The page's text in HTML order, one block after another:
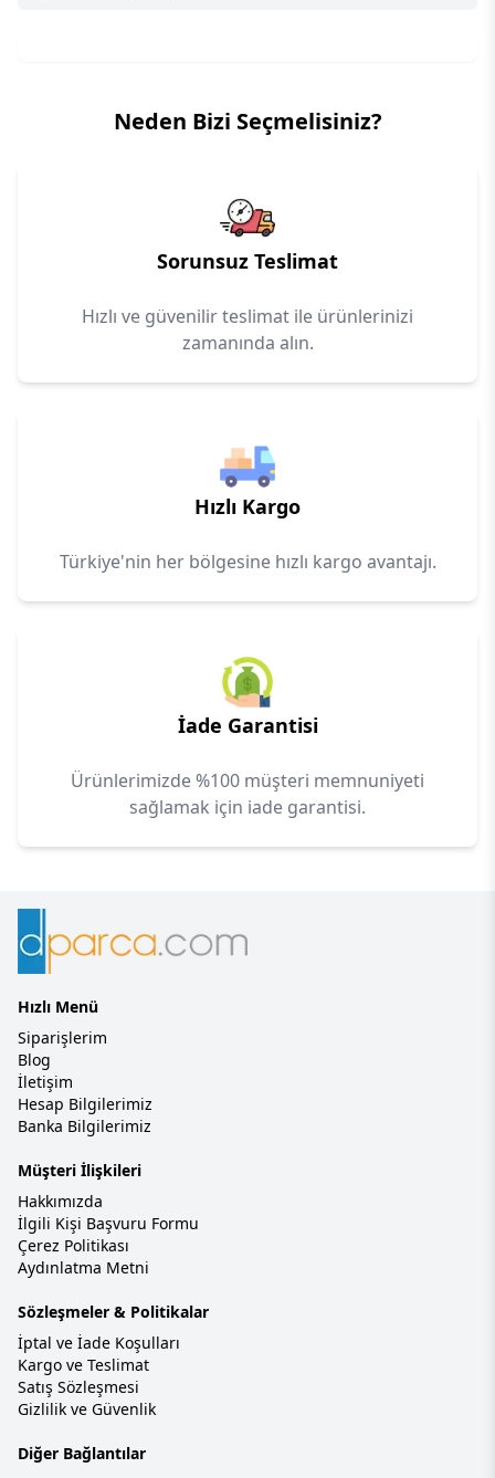
Neden Bizi Seçmelisiniz?
Sorunsuz Teslimat
Hızlı ve güvenilir teslimat ile ürünlerinizi
zamanında alın.
Hızlı Kargo
Türkiye'nin her bölgesine hızlı kargo avantajı.
İade Garantisi
Ürünlerimizde %100 müşteri memnuniyeti
sağlamak için iade garantisi.
Hızlı Menü
Siparişlerim
Blog
İletişim
Hesap Bilgilerimiz
Banka Bilgilerimiz
Müşteri İlişkileri
Hakkımızda
İlgili Kişi Başvuru Formu
Çerez Politikası
Aydınlatma Metni
Sözleşmeler & Politikalar
İptal ve İade Koşulları
Kargo ve Teslimat
Satış Sözleşmesi
Gizlilik ve Güvenlik
Diğer Bağlantılar